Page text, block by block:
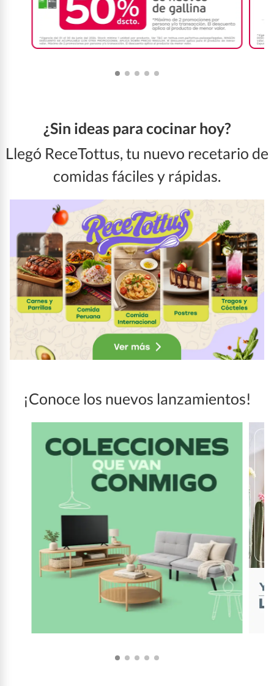
¿Sin ideas para cocinar hoy?
Llegó ReceTottus, tu nuevo recetario de
comidas fáciles y rápidas.
¡Conoce los nuevos lanzamientos!